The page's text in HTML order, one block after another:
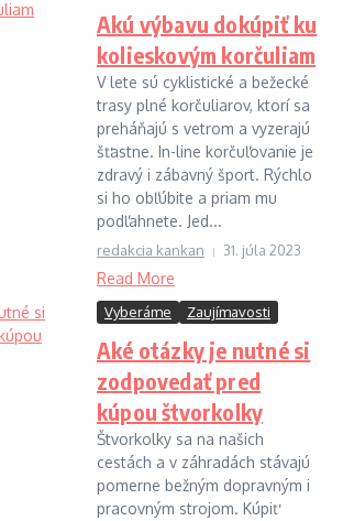
Akú výbavu dokúpiť ku
kolieskovým korčuliam
V lete sú cyklistické a bežecké
trasy plné korčuliarov, ktorí sa
preháňajú s vetrom a vyzerajú
šťastne. In-line korčuľovanie je
zdravý i zábavný šport. Rýchlo
si ho obľúbite a priam mu
podľahnete. Jed...
redakcia kankan 31. júla 2023
Read More
Vyberáme Zaujímavosti
Aké otázky je nutné si
zodpovedať pred
kúpou štvorkolky
Štvorkolky sa na našich
cestách a v záhradách stávajú
pomerne bežným dopravným i
pracovným strojom. Kúpiť